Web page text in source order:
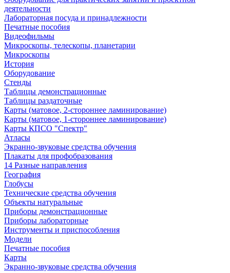
деятельности
Лабораторная посуда и принадлежности
Печатные пособия
Видеофильмы
Микроскопы, телескопы, планетарии
Микроскопы
История
Оборудование
Стенды
Таблицы демонстрационные
Таблицы раздаточные
Карты (матовое, 2-стороннее ламинирование)
Карты (матовое, 1-стороннее ламинирование)
Карты КПСО "Спектр"
Атласы
Экранно-звуковые средства обучения
Плакаты для профобразования
14 Разные направления
География
Глобусы
Технические средства обучения
Объекты натуральные
Приборы демонстрационные
Приборы лабораторные
Инструменты и приспособления
Модели
Печатные пособия
Карты
Экранно-звуковые средства обучения